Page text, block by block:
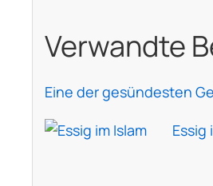
Verwandte
Eine der gesündesten
Essig